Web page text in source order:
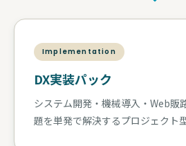
Implementation
DX実装パック
システム開発・機械導入・Web販
題を単発で解決するプロジェクト